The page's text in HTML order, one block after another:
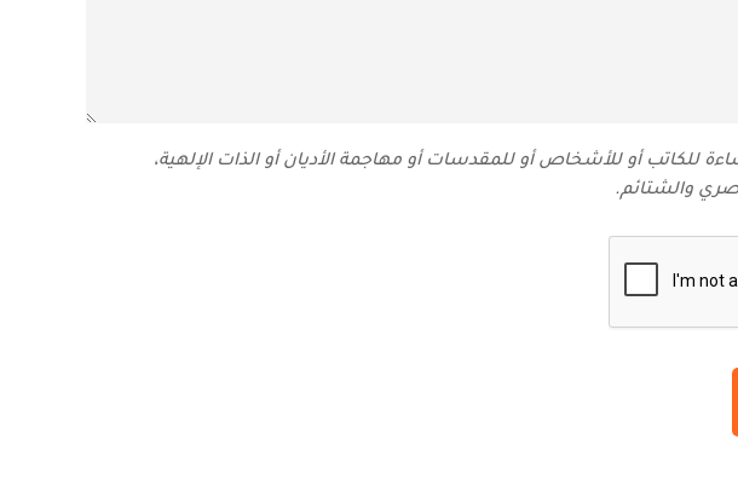
للكاتب أو للأشخاص أو للمقدسات أو مهاجمة الأديان أو الذات الإلهية،
والشتائم‬.